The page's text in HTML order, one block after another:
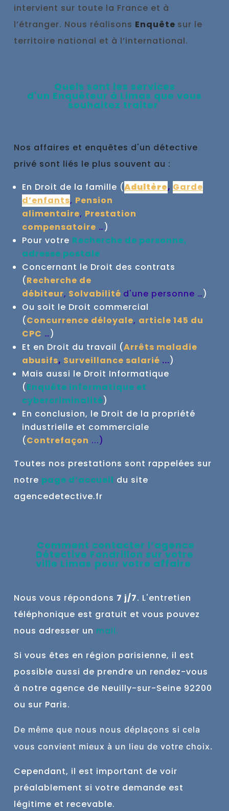
intervient sur toute la France et à
l’étranger. Nous réalisons Enquête sur le
territoire national et à l’international.
Quels sont les services
d'un Enquêteur à Limas que vous
souhaitez traiter
Nos affaires et enquêtes d'un détective
privé sont liés le plus souvent au :
En Droit de la famille (Adultère, Garde
d’enfants, Pension
alimentaire, Prestation
compensatoire …)
Pour votre Recherche de personne,
adresse postale
Concernant le Droit des contrats
(Recherche de
débiteur, Solvabilité d'une personne …)
Ou soit le Droit commercial
(Concurrence déloyale, article 145 du
CPC …)
Et en Droit du travail (Arrêts maladie
abusifs, Surveillance salarié ...)
Mais aussi le Droit Informatique
(Enquête informatique et
cybercriminalité)
En conclusion, le Droit de la propriété
industrielle et commerciale
(Contrefaçon ...)
Toutes nos prestations sont rappelées sur
notre page d’accueil du site
agencedetective.fr
Comment contacter l’agence
Détective Fondrillon sur votre
ville Limas pour votre affaire
Nous vous répondons 7 j/7. L'entretien
téléphonique est gratuit et vous pouvez
nous adresser un mail.
Si vous êtes en région parisienne, il est
possible aussi de prendre un rendez-vous
à notre agence de Neuilly-sur-Seine 92200
ou sur Paris.
De même que nous nous déplaçons si cela
vous convient mieux à un lieu de votre choix.
Cependant, il est important de voir
préalablement si votre demande est
légitime et recevable.